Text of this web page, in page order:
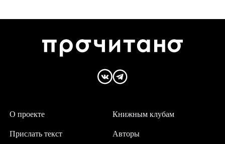
О проекте
Авторы
Прислать текст
Книжным клубам